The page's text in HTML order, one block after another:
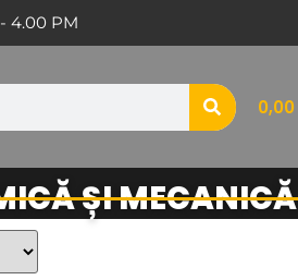
4.00 PM
0,00
ȘI MECANICĂ